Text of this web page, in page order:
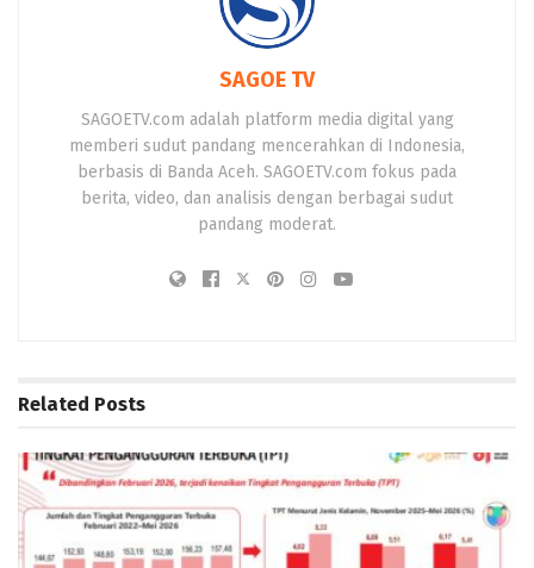
SAGOE TV
SAGOETV.com adalah platform media digital yang
memberi sudut pandang mencerahkan di Indonesia,
berbasis di Banda Aceh. SAGOETV.com fokus pada
berita, video, dan analisis dengan berbagai sudut
pandang moderat.
Related Posts